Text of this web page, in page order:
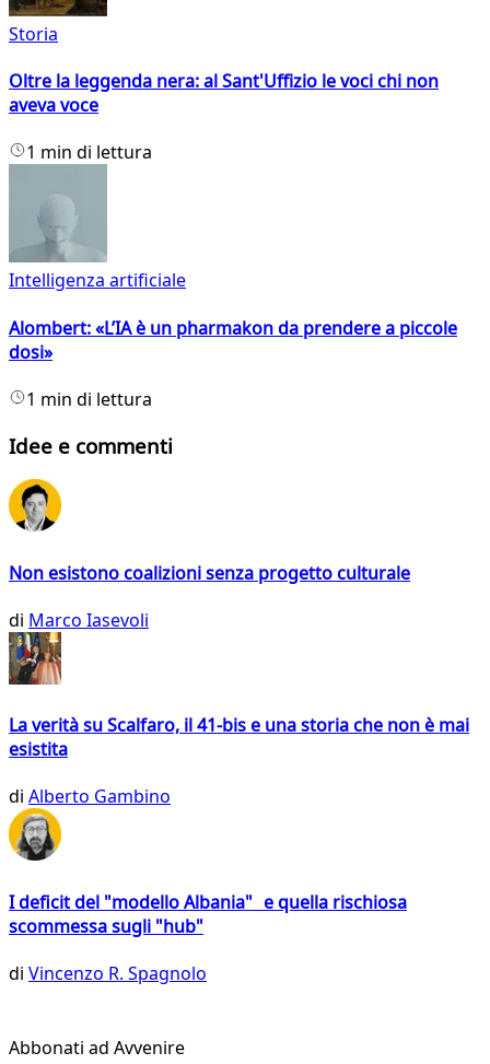
Storia
Oltre la leggenda nera: al Sant'Uffizio le voci chi non
aveva voce
1 min di lettura
Intelligenza artificiale
Alombert: «L’IA è un pharmakon da prendere a piccole
dosi»
1 min di lettura
Idee e commenti
Non esistono coalizioni senza progetto culturale
di Marco Iasevoli
La verità su Scalfaro, il 41-bis e una storia che non è mai
esistita
di Alberto Gambino
I deficit del "modello Albania" e quella rischiosa
scommessa sugli "hub"
di Vincenzo R. Spagnolo
Abbonati ad Avvenire